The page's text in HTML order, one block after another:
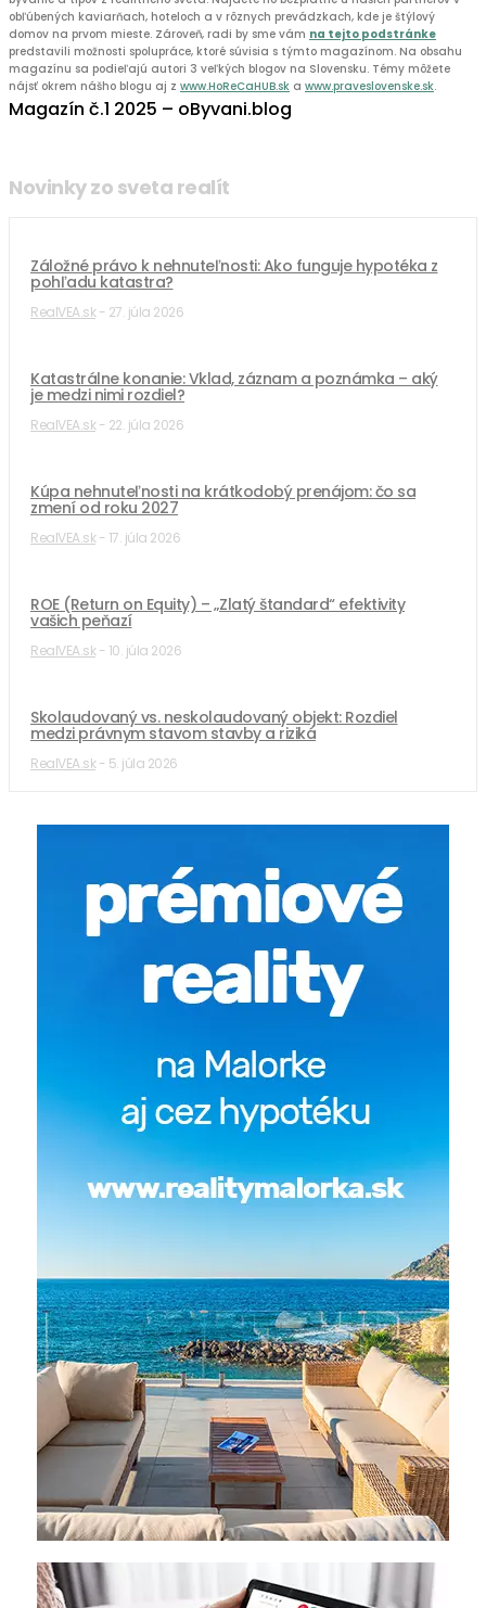
obľúbených kaviarňach, hoteloch a v rôznych prevádzkach, kde je štýlový
domov na prvom mieste. Zároveň, radi by sme vám na tejto podstránke
predstavili možnosti spolupráce, ktoré súvisia s týmto magazínom. Na obsahu
magazínu sa podieľajú autori 3 veľkých blogov na Slovensku. Témy môžete
nájsť okrem nášho blogu aj z www.HoReCaHUB.sk a www.praveslovenske.sk.
Magazín č.1 2025 – oByvani.blog
Novinky zo sveta realít
Záložné právo k nehnuteľnosti: Ako funguje hypotéka z
pohľadu katastra?
RealVEA.sk - 27. júla 2026
Katastrálne konanie: Vklad, záznam a poznámka – aký
je medzi nimi rozdiel?
RealVEA.sk - 22. júla 2026
Kúpa nehnuteľnosti na krátkodobý prenájom: čo sa
zmení od roku 2027
RealVEA.sk - 17. júla 2026
ROE (Return on Equity) – „Zlatý štandard“ efektivity
vašich peňazí
RealVEA.sk - 10. júla 2026
Skolaudovaný vs. neskolaudovaný objekt: Rozdiel
medzi právnym stavom stavby a riziká
RealVEA.sk - 5. júla 2026